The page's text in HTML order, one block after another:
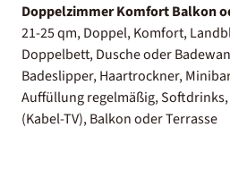
Doppelzimmer Komfort Balkon
21-25 qm, Doppel, Komfort,
Doppelbett, Dusche oder
Badeslipper, Haartrockner,
Auffüllung regelmäßig, Softdrinks,
(Kabel-TV), Balkon oder Terrasse